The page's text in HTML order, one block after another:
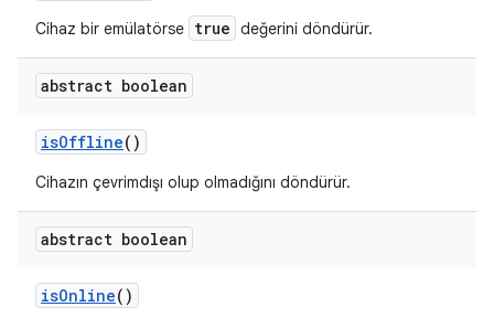
Cihaz bir emülatörse true değerini döndürür.
abstract boolean
isOffline()
Cihazın çevrimdışı olup olmadığını döndürür.
abstract boolean
isOnline()